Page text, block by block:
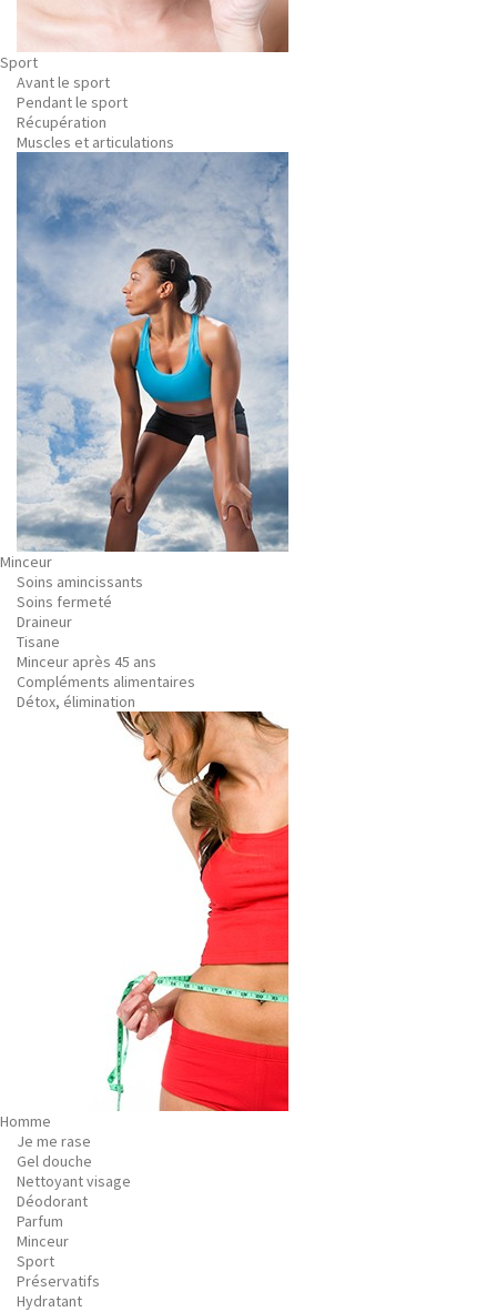
Sport
Avant le sport
Pendant le sport
Récupération
Muscles et articulations
Minceur
Soins amincissants
Soins fermeté
Draineur
Tisane
Minceur après 45 ans
Compléments alimentaires
Détox, élimination
Homme
Je me rase
Gel douche
Nettoyant visage
Déodorant
Parfum
Minceur
Sport
Préservatifs
Hydratant